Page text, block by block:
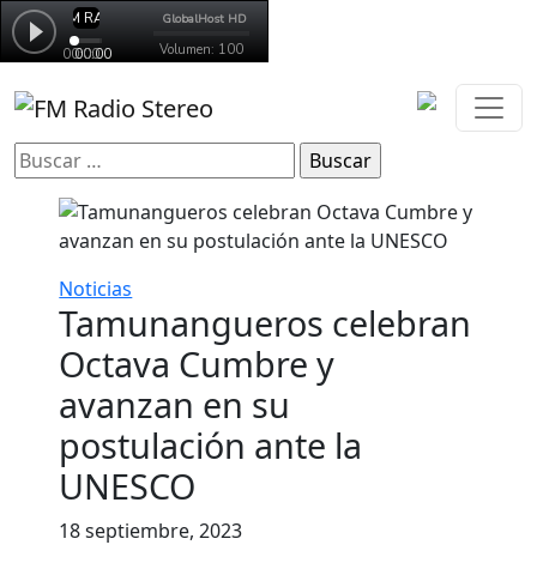
Buscar:
Noticias
Tamunangueros celebran
Octava Cumbre y
avanzan en su
postulación ante la
UNESCO
18 septiembre, 2023